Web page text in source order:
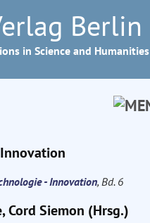
Berlin
in Science and Humanities
- Innovation, Bd. 6
Cord Siemon (Hrsg.)